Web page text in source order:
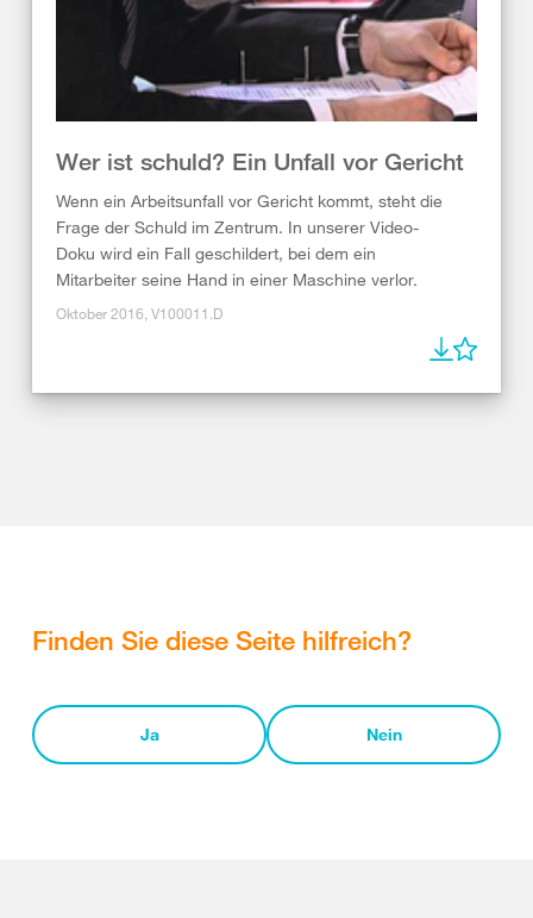
Wer ist schuld? Ein Unfall vor Gericht
Wenn ein Arbeitsunfall vor Gericht kommt, steht die
Frage der Schuld im Zentrum. In unserer Video-
Doku wird ein Fall geschildert, bei dem ein
Mitarbeiter seine Hand in einer Maschine verlor.
Oktober 2016, V100011.D
Finden Sie diese Seite hilfreich?
Ja Nein